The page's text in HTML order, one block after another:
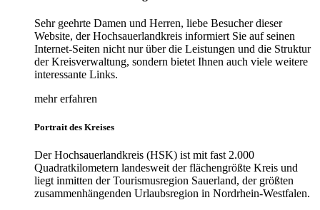
Sehr geehrte Damen und Herren, liebe Besucher dieser
Website, der Hochsauerlandkreis informiert Sie auf seinen
Internet-Seiten nicht nur über die Leistungen und die Struktur
der Kreisverwaltung, sondern bietet Ihnen auch viele weitere
interessante Links.
mehr erfahren
Portrait des Kreises
Der Hochsauerlandkreis (HSK) ist mit fast 2.000
Quadratkilometern landesweit der flächengrößte Kreis und
liegt inmitten der Tourismusregion Sauerland, der größten
zusammenhängenden Urlaubsregion in Nordrhein-Westfalen.